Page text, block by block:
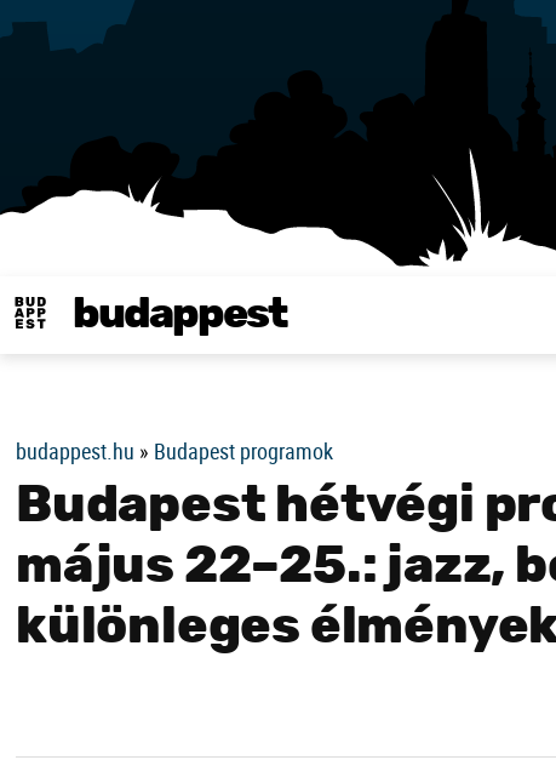
budappest
budappest.hu » Budapest programok
Budapest hétvégi
május 22–25.: jazz,
különleges